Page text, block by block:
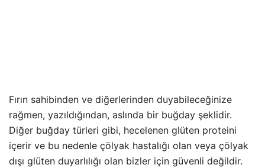
Fırın sahibinden ve diğerlerinden duyabileceğinize
rağmen, yazıldığından, aslında bir buğday şeklidir.
Diğer buğday türleri gibi, hecelenen glüten proteini
içerir ve bu nedenle çölyak hastalığı olan veya çölyak
dışı glüten duyarlılığı olan bizler için güvenli değildir.